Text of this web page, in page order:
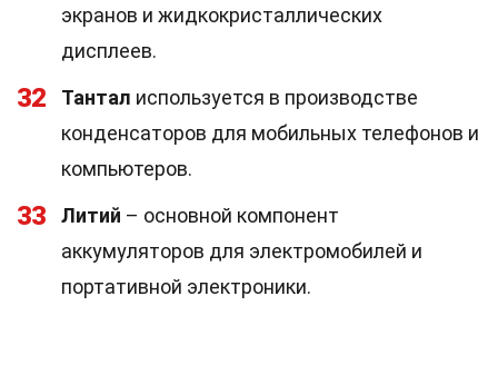
экранов и жидкокристаллических
дисплеев.
32 Тантал используется в производстве
конденсаторов для мобильных телефонов и
компьютеров.
33 Литий – основной компонент
аккумуляторов для электромобилей и
портативной электроники.